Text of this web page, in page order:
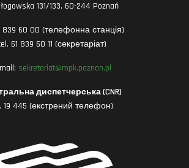
131/133, 60-244 Poznań
839 60 00 (телефонна станція)
61 839 60 11 (секретаріат)
sekretariat@mpk.poznan.pl
диспетчерська (CNR)
19 445 (екстрений телефон)